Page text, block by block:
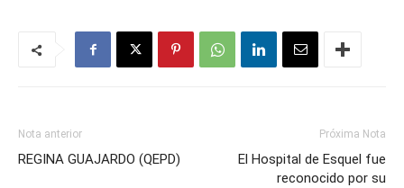
Nota anterior
REGINA GUAJARDO (QEPD)
Próxima Nota
El Hospital de Esquel fue
reconocido por su